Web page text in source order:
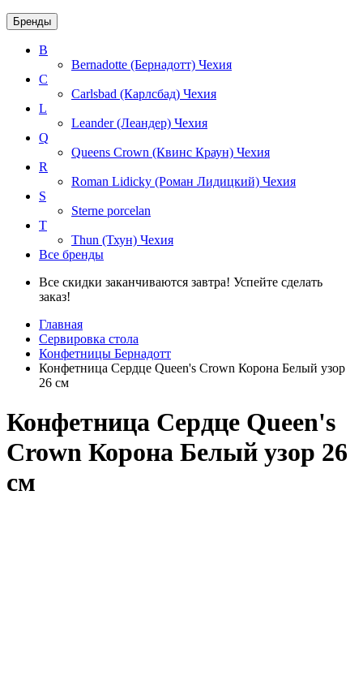
Бренды
B
Bernadotte (Бернадотт) Чехия
C
Carlsbad (Карлсбад) Чехия
L
Leander (Леандер) Чехия
Q
Queens Crown (Квинс Краун) Чехия
R
Roman Lidicky (Роман Лидицкий) Чехия
S
Sterne porcelan
T
Thun (Тхун) Чехия
Все бренды
Все скидки заканчиваются завтра! Успейте сделать
заказ!
Главная
Сервировка стола
Конфетницы Бернадотт
Конфетница Сердце Queen's Crown Корона Белый узор
26 см
Конфетница Сердце Queen's
Crown Корона Белый узор 26
см